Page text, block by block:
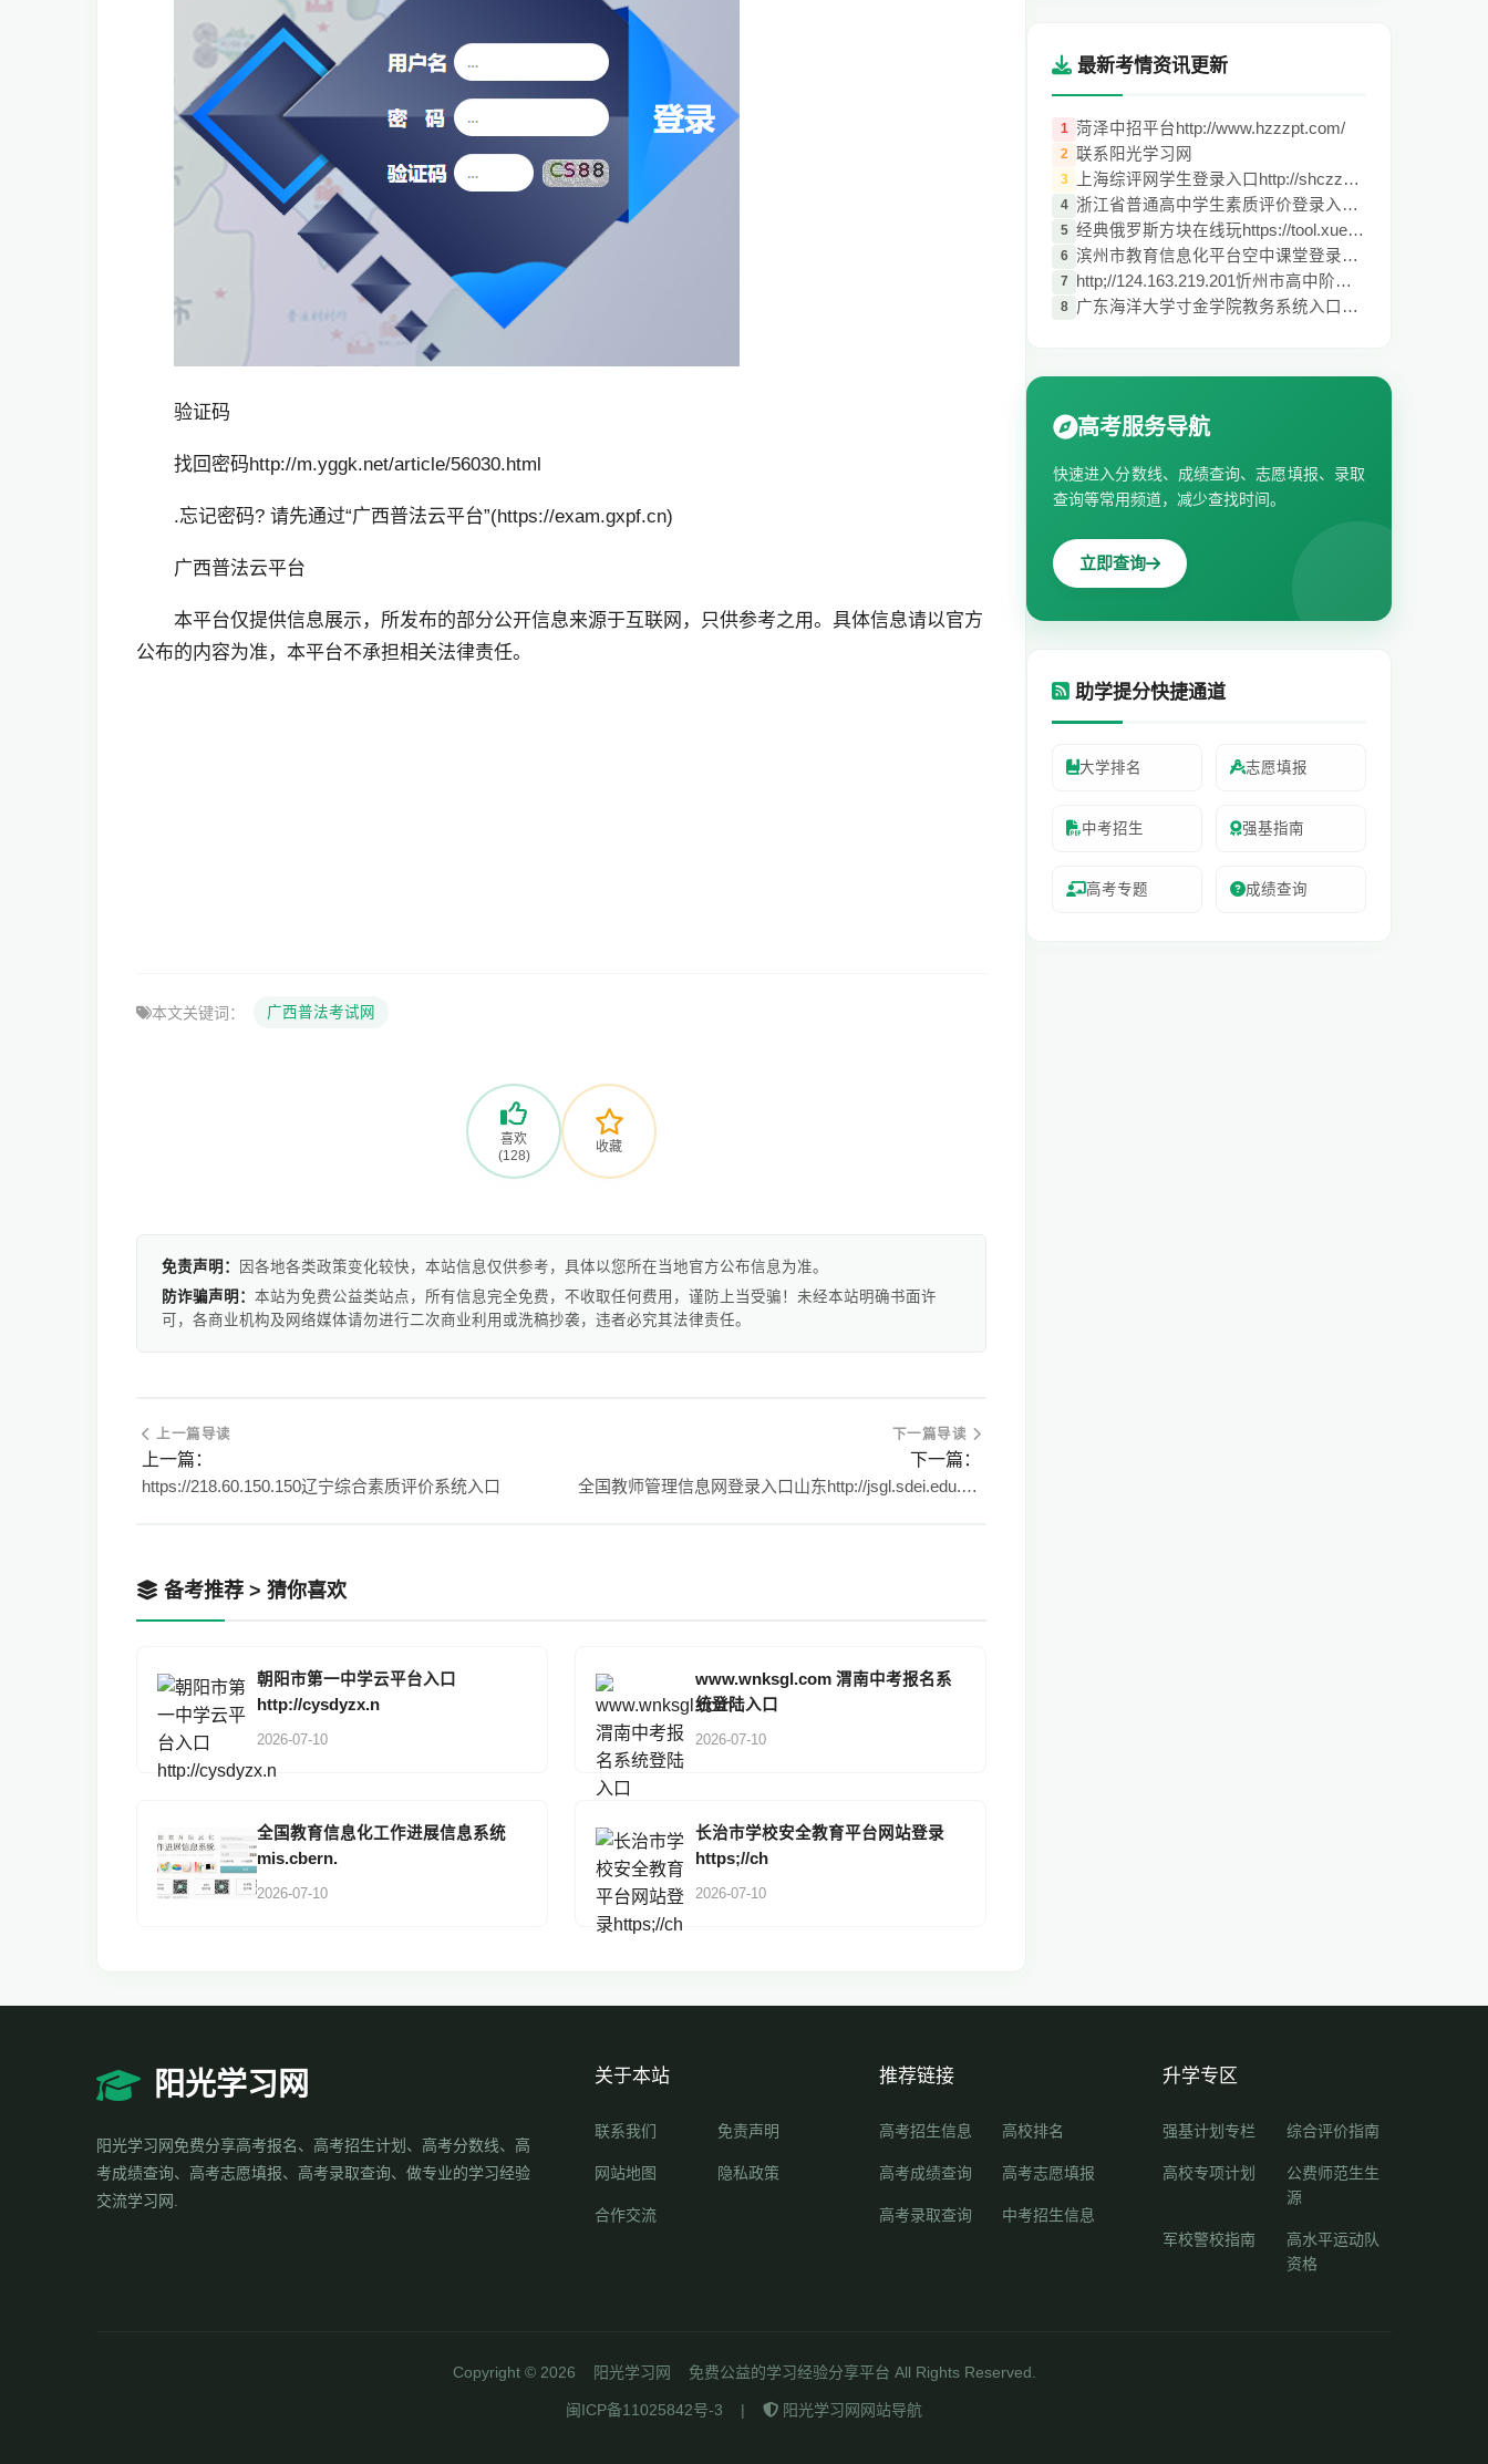
验证码
找回密码http://m.yggk.net/article/56030.html
.忘记密码? 请先通过“广西普法云平台”(https://exam.gxpf.cn)
广西普法云平台
本平台仅提供信息展示，所发布的部分公开信息来源于互联网，只供参考之用。具体信息请以官方
公布的内容为准，本平台不承担相关法律责任。
本文关键词： 广西普法考试网
喜欢
(128)
收藏
免责声明：
因各地各类政策变化较快，本站信息仅供参考，具体以您所在当地官方公布信息为准。
防诈骗声明： 本站为免费公益类站点，所有信息完全免费，不收取任何费用，谨防上当受骗！未经本站明确书面许
可，各商业机构及网络媒体请勿进行二次商业利用或洗稿抄袭，违者必究其法律责任。
上一篇导读
上一篇：
https://218.60.150.150辽宁综合素质评价系统入口
下一篇导读
下一篇：
全国教师管理信息网登录入口山东http://jsgl.sdei.edu.cn:8081/
备考推荐 > 猜你喜欢
朝阳市第一中学云平台入口
http://cysdyzx.n
2026-07-10
www.wnksgl.com 渭南中考报名系
统登陆入口
2026-07-10
全国教育信息化工作进展信息系统
mis.cbern.
2026-07-10
长治市学校安全教育平台网站登录
https;//ch
2026-07-10
最新考情资讯更新
1 菏泽中招平台http://www.hzzzpt.com/
2 联系阳光学习网
3 上海综评网学生登录入口http://shczzp.edu.
4 浙江省普通高中学生素质评价登录入口pjglpt
5 经典俄罗斯方块在线玩https://tool.xuecan.
6 滨州市教育信息化平台空中课堂登录入口kk.e
7 http;//124.163.219.201忻州市高中阶段教育
8 广东海洋大学寸金学院教务系统入口http;//5
高考服务导航
快速进入分数线、成绩查询、志愿填报、录取
查询等常用频道，减少查找时间。
立即查询
助学提分快捷通道
大学排名 志愿填报
中考招生 强基指南
高考专题 成绩查询
阳光学习网
阳光学习网免费分享高考报名、高考招生计划、高考分数线、高
考成绩查询、高考志愿填报、高考录取查询、做专业的学习经验
交流学习网.
关于本站
联系我们 免责声明
网站地图 隐私政策
合作交流
推荐链接
高考招生信息 高校排名
高考成绩查询 高考志愿填报
高考录取查询 中考招生信息
升学专区
强基计划专栏 综合评价指南
高校专项计划
公费师范生生
源
军校警校指南
高水平运动队
资格
Copyright © 2026 阳光学习网 免费公益的学习经验分享平台 All Rights Reserved.
闽ICP备11025842号-3 | 阳光学习网网站导航